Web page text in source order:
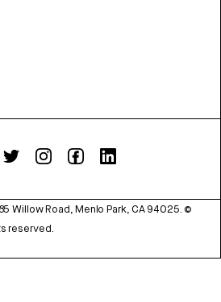
Willow Road, Menlo Park, CA 94025. ©
reserved.